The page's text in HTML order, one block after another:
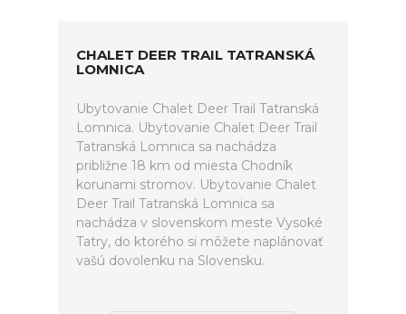
CHALET DEER TRAIL TATRANSKÁ
LOMNICA
Ubytovanie Chalet Deer Trail Tatranská
Lomnica. Ubytovanie Chalet Deer Trail
Tatranská Lomnica sa nachádza
približne 18 km od miesta Chodník
korunami stromov. Ubytovanie Chalet
Deer Trail Tatranská Lomnica sa
nachádza v slovenskom meste Vysoké
Tatry, do ktorého si môžete naplánovať
vašú dovolenku na Slovensku.